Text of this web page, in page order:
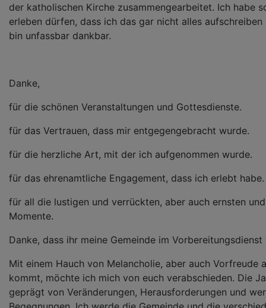
der katholischen Kirche zusammengearbeitet. Ich habe
erleben dürfen, dass ich das gar nicht alles
bin unfassbar dankbar.
Danke,
für die schönen Veranstaltungen und Gottesdienste.
für das Vertrauen, dass mir entgegengebracht wurde.
für die herzliche Art, mit der ich aufgenommen wurde.
für das ehrenamtliche Engagement, dass ich erlebt habe.
für all die lustigen und verrückten, aber auch ernsten
Momente.
Danke, dass ihr meine Gemeinde im
Mit einem Hauch von Melancholie, aber auch Vorfreude
kommt, möchte ich mich von euch verabschieden. Die
geprägt von Veränderungen, Herausforderungen und